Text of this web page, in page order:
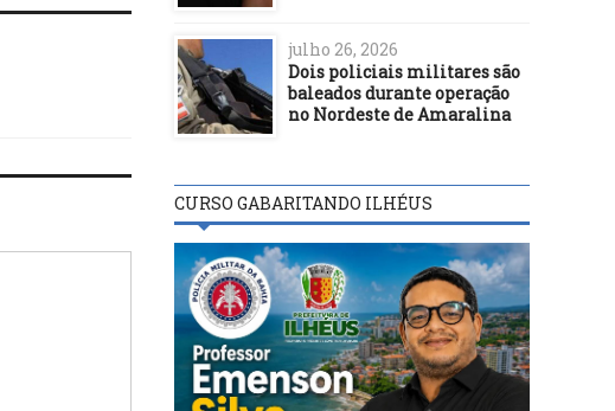
julho 26, 2026
Dois policiais militares são
baleados durante operação
no Nordeste de Amaralina
CURSO GABARITANDO ILHÉUS